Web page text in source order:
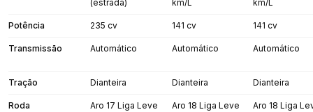
(estrada)
km/L
km/L
Potência 235 cv 141 cv 141 cv
Transmissão Automático Automático Automático
Tração Dianteira Dianteira Dianteira
Roda Aro 17 Liga Leve Aro 18 Liga Leve Aro 18 Liga